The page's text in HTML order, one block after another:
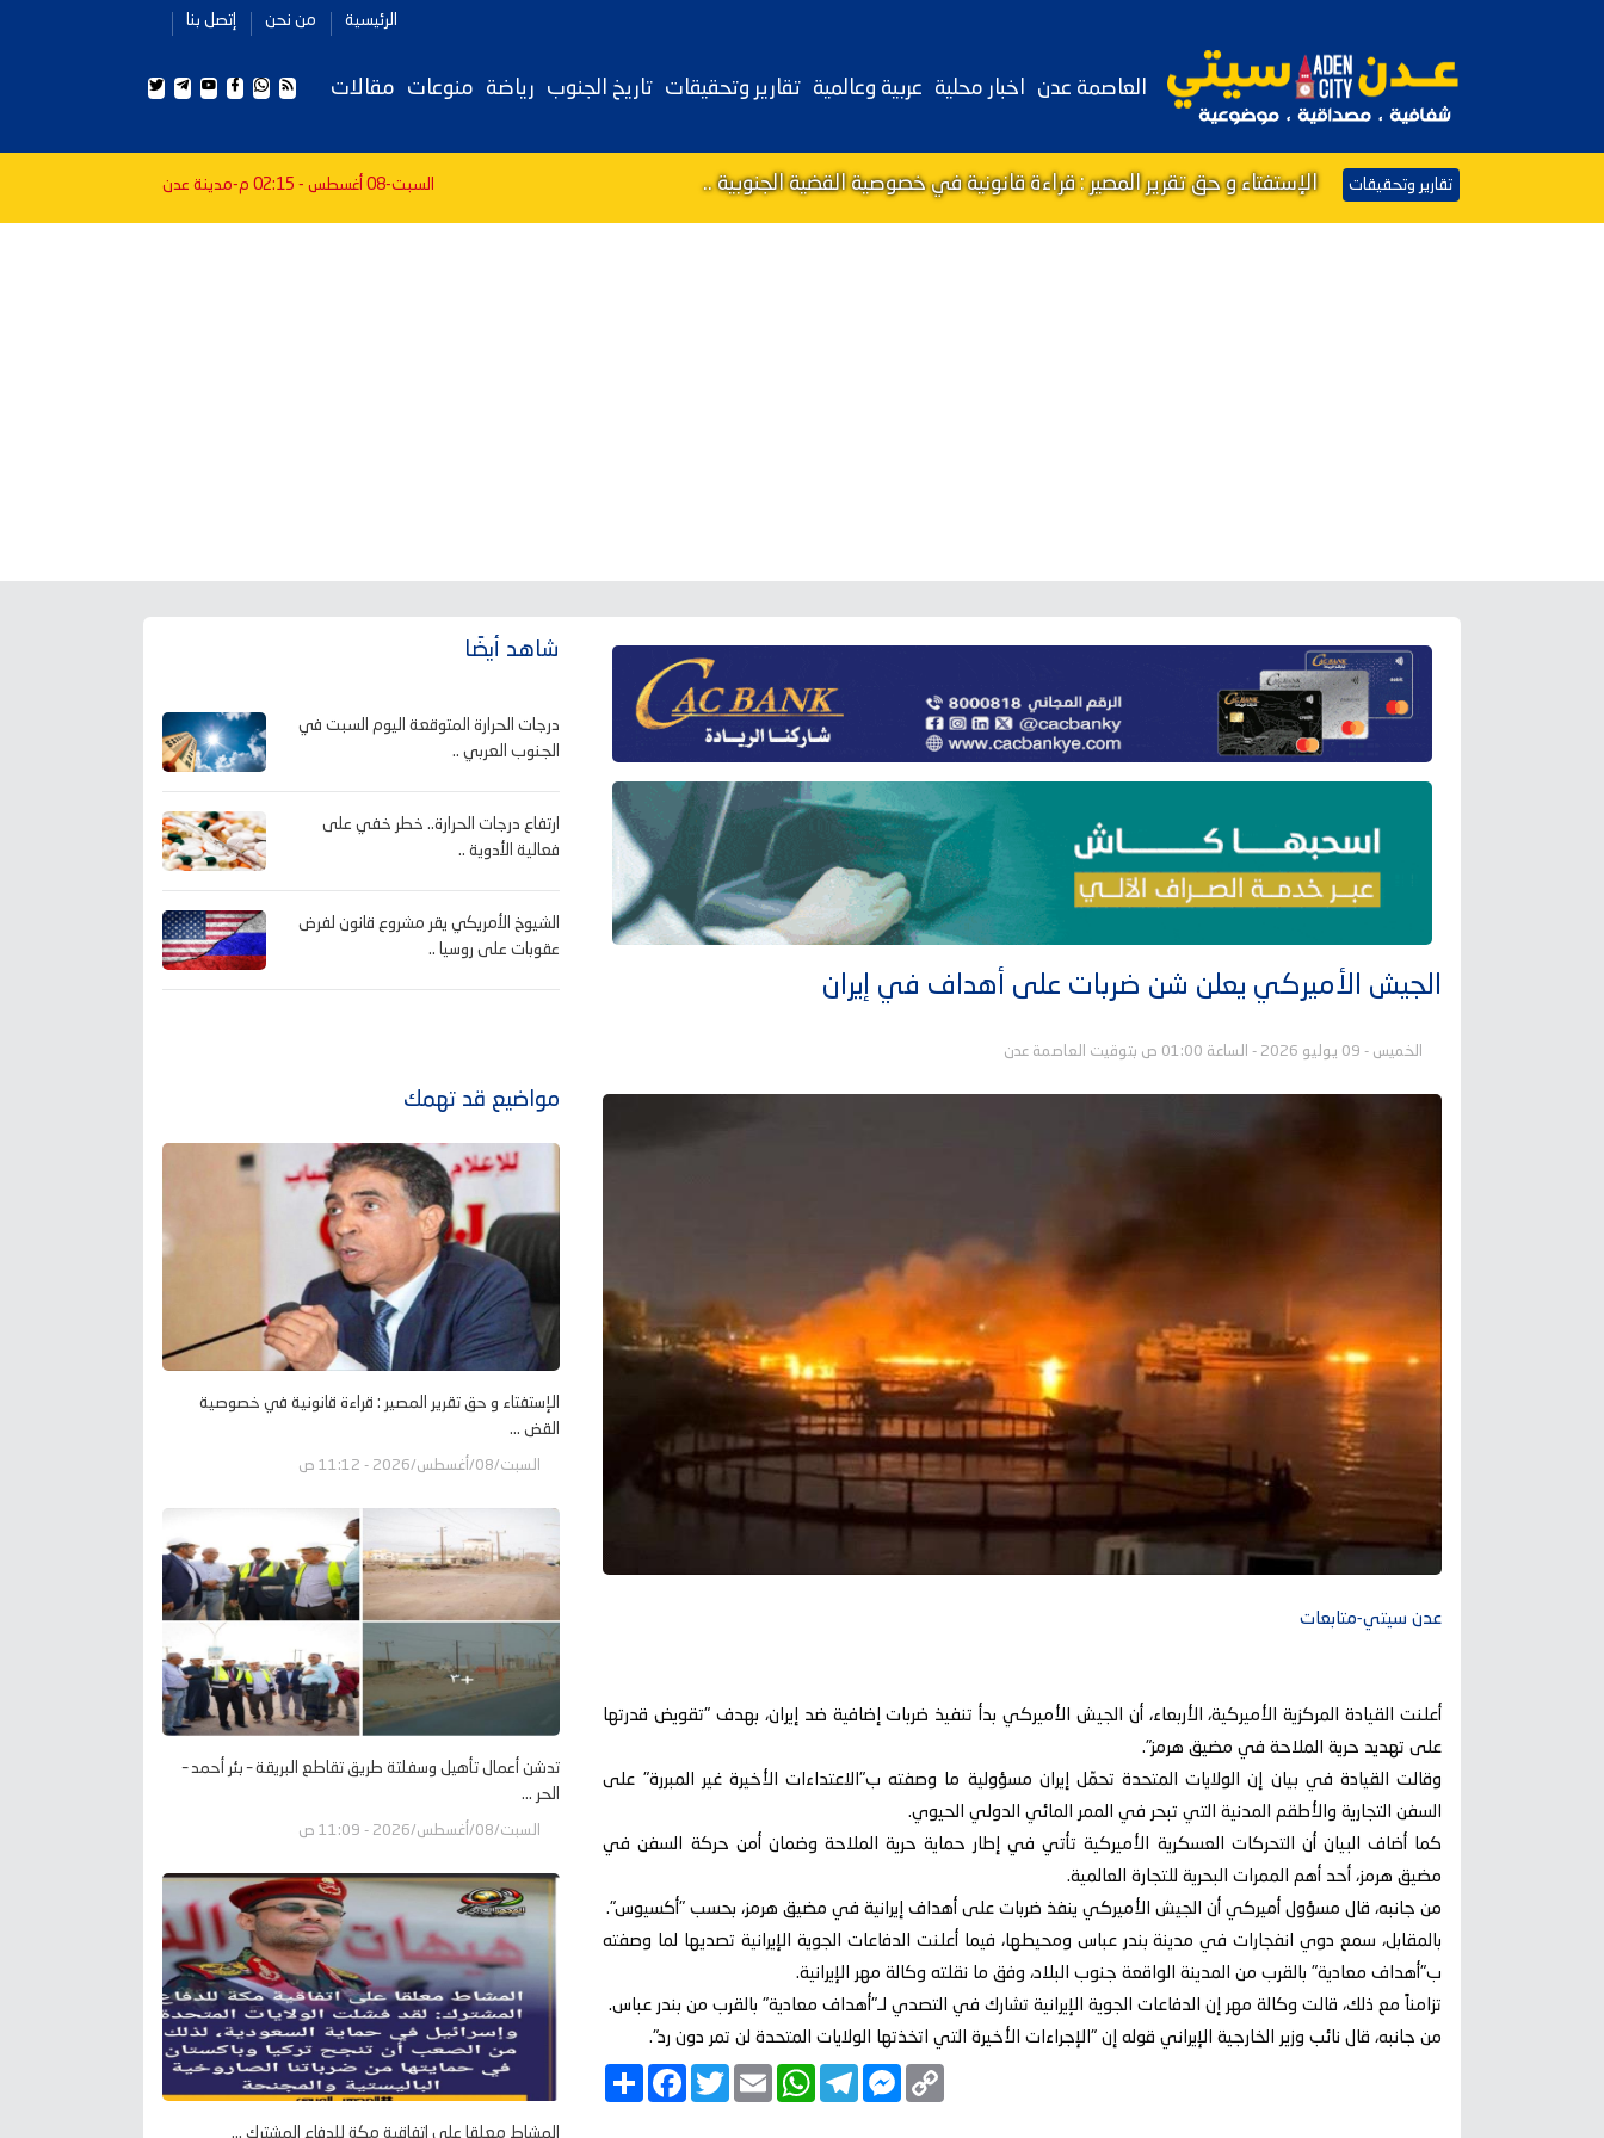
الرئيسية من نحن إتصل بنا
العاصمة عدن اخبار محلية عربية وعالمية تقارير وتحقيقات تاريخ الجنوب رياضة منوعات مقالات
تقارير وتحقيقات الإستفتاء و حق تقرير المصير : قراءة قانونية في خصوصية القضية الجنوبية .. السبت-08 أغسطس - 02:15 م -مدينة عدن
الجيش الأميركي يعلن شن ضربات على أهداف في إيران
الخميس - 09 يوليو 2026 - الساعة 01:00 ص بتوقيت العاصمة عدن
عدن سيتي-متابعات
أعلنت القيادة المركزية الأميركية، الأربعاء، أن الجيش الأميركي بدأ تنفيذ ضربات إضافية ضد إيران، بهدف "تقويض قدرتها
على تهديد حرية الملاحة في مضيق هرمز".
وقالت القيادة في بيان إن الولايات المتحدة تحمّل إيران مسؤولية ما وصفته ب"الاعتداءات الأخيرة غير المبررة" على
السفن التجارية والأطقم المدنية التي تبحر في الممر المائي الدولي الحيوي.
كما أضاف البيان أن التحركات العسكرية الأميركية تأتي في إطار حماية حرية الملاحة وضمان أمن حركة السفن في
مضيق هرمز، أحد أهم الممرات البحرية للتجارة العالمية.
من جانبه، قال مسؤول أميركي أن الجيش الأميركي ينفذ ضربات على أهداف إيرانية في مضيق هرمز، بحسب "أكسيوس".
بالمقابل، سمع دوي انفجارات في مدينة بندر عباس ومحيطها، فيما أعلنت الدفاعات الجوية الإيرانية تصديها لما وصفته
ب"أهداف معادية" بالقرب من المدينة الواقعة جنوب البلاد، وفق ما نقلته وكالة مهر الإيرانية.
تزامناً مع ذلك، قالت وكالة مهر إن الدفاعات الجوية الإيرانية تشارك في التصدي لـ"أهداف معادية" بالقرب من بندر عباس.
من جانبه، قال نائب وزير الخارجية الإيراني قوله إن "الإجراءات الأخيرة التي اتخذتها الولايات المتحدة لن تمر دون رد".
ا
F
a
T
w
E
m
W
h
T
e
M
e
C
o
شاهد أيضًا
درجات الحرارة المتوقعة اليوم السبت في
الجنوب العربي ..
ارتفاع درجات الحرارة.. خطر خفي على
فعالية الأدوية ..
الشيوخ الأمريكي يقر مشروع قانون لفرض
عقوبات على روسيا ..
مواضيع قد تهمك
الإستفتاء و حق تقرير المصير : قراءة قانونية في خصوصية
القض ...
السبت/08/أغسطس/2026 - 11:12 ص
تدشن أعمال تأهيل وسفلتة طريق تقاطع البريقة – بئر أحمد –
الحر ...
السبت/08/أغسطس/2026 - 11:09 ص
المشاط معلقا على اتفاقية مكة للدفاع المشترك ...